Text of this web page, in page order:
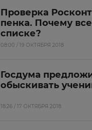
Проверка
пенка. Почему
списке?
08:00 / 19 ОКТЯБРЯ 2018
Госдума
обыскивать
18:26 / 17 ОКТЯБРЯ 2018